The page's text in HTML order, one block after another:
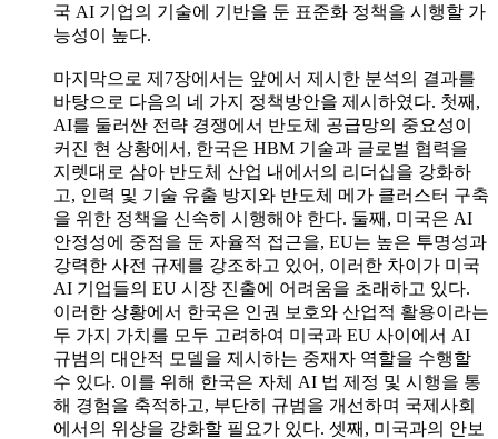
국 AI 기업의 기술에 기반을 둔 표준화 정책을 시행할 가
능성이 높다.
마지막으로 제7장에서는 앞에서 제시한 분석의 결과를
바탕으로 다음의 네 가지 정책방안을 제시하였다. 첫째,
AI를 둘러싼 전략 경쟁에서 반도체 공급망의 중요성이
커진 현 상황에서, 한국은 HBM 기술과 글로벌 협력을
지렛대로 삼아 반도체 산업 내에서의 리더십을 강화하
고, 인력 및 기술 유출 방지와 반도체 메가 클러스터 구축
을 위한 정책을 신속히 시행해야 한다. 둘째, 미국은 AI
안정성에 중점을 둔 자율적 접근을, EU는 높은 투명성과
강력한 사전 규제를 강조하고 있어, 이러한 차이가 미국
AI 기업들의 EU 시장 진출에 어려움을 초래하고 있다.
이러한 상황에서 한국은 인권 보호와 산업적 활용이라는
두 가지 가치를 모두 고려하여 미국과 EU 사이에서 AI
규범의 대안적 모델을 제시하는 중재자 역할을 수행할
수 있다. 이를 위해 한국은 자체 AI 법 제정 및 시행을 통
해 경험을 축적하고, 부단히 규범을 개선하며 국제사회
에서의 위상을 강화할 필요가 있다. 셋째, 미국과의 안보